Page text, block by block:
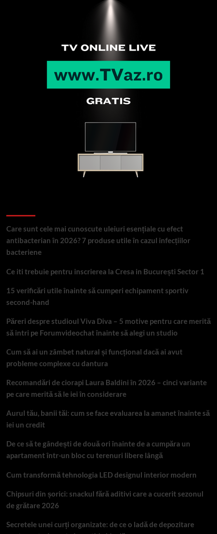
Care sunt cele mai cunoscute uleiuri esențiale cu efect
antibacterian în 2026? 7 produse utile în cazul infecțiilor
bacteriene
Ce iti trebuie pentru inscrierea la Cresa in București Sector 1
15 verificări utile înainte să cumperi echipament sportiv
second-hand
Păreri despre studioul Viva Diva – 5 motive pentru care merită
să intri pe Forumvideochat înainte să alegi un studio
Cum să ai un zâmbet natural și funcțional dacă ai avut
probleme complexe cu dantura
Recomandări de ciorapi Laura Baldini în 2026 – cinci variante
pe care merită să le iei în considerare
Aurul tău, banii tăi: cum se face evaluarea la amanet înainte să
iei un credit
De ce să te gândești de două ori înainte de a cumpăra un
apartament într-un bloc cu terenuri libere lângă
Cum transformă tehnologia LED designul interior modern
Chipsuri din șorici: snackul fără aditivi care a cucerit sezonul
de grătare 2026
Secretele unei curți organizate: de ce o ladă de depozitare